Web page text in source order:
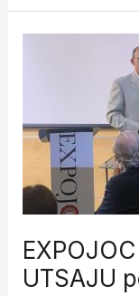
UTSAJU
UTSAJU
su
defensa
empleo
en